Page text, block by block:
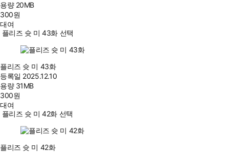
용량 20MB
300원
대여
플리즈 슛 미 43화 선택
플리즈 슛 미 43화
등록일 2025.12.10
용량 31MB
300원
대여
플리즈 슛 미 42화 선택
플리즈 슛 미 42화